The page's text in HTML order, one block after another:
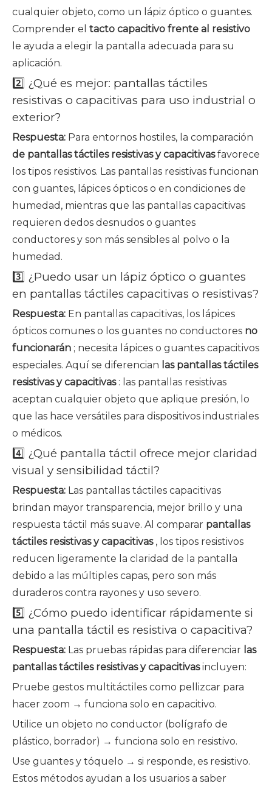
cualquier objeto, como un lápiz óptico o guantes.
Comprender el tacto capacitivo frente al resistivo
le ayuda a elegir la pantalla adecuada para su
aplicación.
2️⃣ ¿Qué es mejor: pantallas táctiles
resistivas o capacitivas para uso industrial o
exterior?
Respuesta: Para entornos hostiles, la comparación
de pantallas táctiles resistivas y capacitivasfavorece
los tipos resistivos. Las pantallas resistivas funcionan
con guantes, lápices ópticos o en condiciones de
humedad, mientras que las pantallas capacitivas
requieren dedos desnudos o guantes
conductores y son más sensibles al polvo o la
humedad.
3️⃣ ¿Puedo usar un lápiz óptico o guantes
en pantallas táctiles capacitivas o resistivas?
Respuesta: En pantallas capacitivas, los lápices
ópticos comunes o los guantes no conductores no
funcionarán ; necesita lápices o guantes capacitivos
especiales. Aquí se diferencian las pantallas táctiles
resistivas y capacitivas : las pantallas resistivas
aceptan cualquier objeto que aplique presión, lo
que las hace versátiles para dispositivos industriales
o médicos.
4️⃣ ¿Qué pantalla táctil ofrece mejor claridad
visual y sensibilidad táctil?
Respuesta: Las pantallas táctiles capacitivas
brindan mayor transparencia, mejor brillo y una
respuesta táctil más suave. Al comparar pantallas
táctiles resistivas y capacitivas , los tipos resistivos
reducen ligeramente la claridad de la pantalla
debido a las múltiples capas, pero son más
duraderos contra rayones y uso severo.
5️⃣ ¿Cómo puedo identificar rápidamente si
una pantalla táctil es resistiva o capacitiva?
Respuesta: Las pruebas rápidas para diferenciar las
pantallas táctiles resistivas y capacitivasincluyen:
Pruebe gestos multitáctiles como pellizcar para
hacer zoom → funciona solo en capacitivo.
Utilice un objeto no conductor (bolígrafo de
plástico, borrador) → funciona solo en resistivo.
Use guantes y tóquelo → si responde, es resistivo.
Estos métodos ayudan a los usuarios a saber